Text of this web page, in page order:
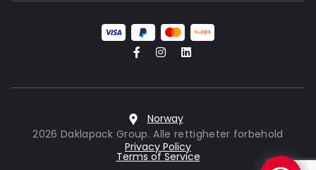
Norway
2026 Daklapack Group. Alle rettigheter forbehold
Privacy Policy
Terms of Service